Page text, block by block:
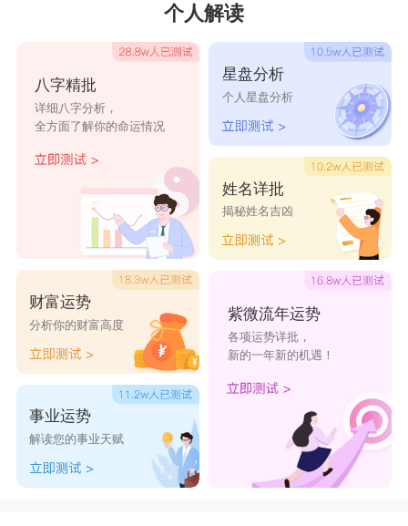
南巷
余悸
阑珊
久故
柒安
陌殇
执念
旧寂 青楼
白昼
有幸
柽矽
残阳
九喵 迷儿
找个好网名怎么起名技巧
1、用文言文造网名
文言文是一种太古老的文化。虽然现在已经不再使
用这种表达方式，但在选择网名时可以适当使用。
这样的网名，能给人耳目一新的感觉，诗情画意，
让人过目不忘。
2、一个完整的网名
有些人在给自己起一个网名时喜欢使用一个单一的
个人解读
八字精批
详细八字分析，
全方面了解你的命运情况
财富运势
分析你的财富高度
事业运势
解读您的事业天赋
星盘分析
个人星盘分析
姓名详批
揭秘姓名吉凶
紫微流年运势
各项运势详批，
新的一年新的机遇！